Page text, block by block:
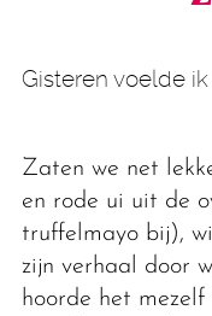
Gisteren voelde
Zaten we net
en rode ui uit de
truffelmayo bij),
zijn verhaal door
hoorde het mezelf